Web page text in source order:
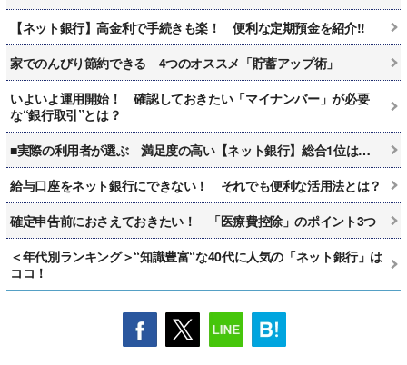
【ネット銀行】高金利で手続きも楽！ 便利な定期預金を紹介!!
家でのんびり節約できる 4つのオススメ「貯蓄アップ術」
いよいよ運用開始！ 確認しておきたい「マイナンバー」が必要
な“銀行取引”とは？
■実際の利用者が選ぶ 満足度の高い【ネット銀行】総合1位は…
給与口座をネット銀行にできない！ それでも便利な活用法とは？
確定申告前におさえておきたい！ 「医療費控除」のポイント3つ
＜年代別ランキング＞“知識豊富“な40代に人気の「ネット銀行」は
ココ！